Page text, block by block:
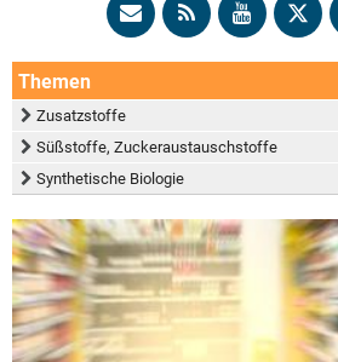
Themen
Zusatzstoffe
Süßstoffe, Zuckeraustauschstoffe
Synthetische Biologie